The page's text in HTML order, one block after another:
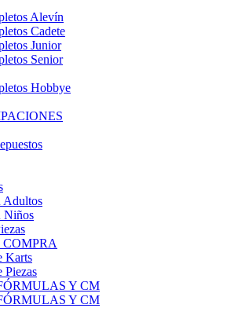
Alevín
Cadete
Junior
Senior
Hobbye
Adultos
Niños
Karts
Piezas
Y CM
Y CM